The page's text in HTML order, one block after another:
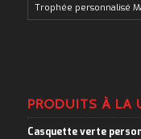
Trophée personnalisé
PRODUITS À LA
Casquette verte